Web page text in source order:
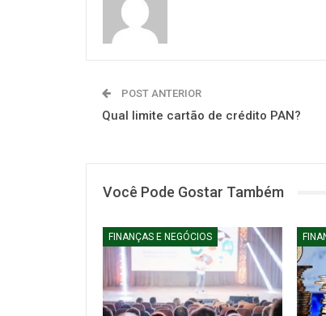
POST ANTERIOR
Qual limite cartão de crédito PAN?
Você Pode Gostar Também
FINANÇAS E NEGÓCIOS